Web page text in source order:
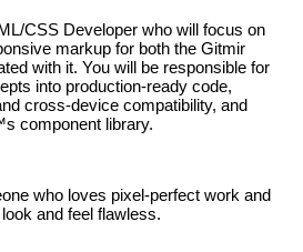
CSS Developer who will focus on
markup for both the Gitmir
with it. You will be responsible for
into production-ready code,
cross-device compatibility, and
component library.
who loves pixel-perfect work and
and feel flawless.